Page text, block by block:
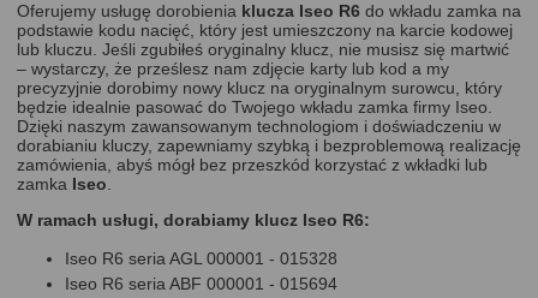
Oferujemy usługę dorobienia klucza Iseo R6 do wkładu zamka na
podstawie kodu nacięć, który jest umieszczony na karcie kodowej
lub kluczu. Jeśli zgubiłeś oryginalny klucz, nie musisz się martwić
– wystarczy, że prześlesz nam zdjęcie karty lub kod a my
precyzyjnie dorobimy nowy klucz na oryginalnym surowcu, który
będzie idealnie pasować do Twojego wkładu zamka firmy Iseo.
Dzięki naszym zawansowanym technologiom i doświadczeniu w
dorabianiu kluczy, zapewniamy szybką i bezproblemową realizację
zamówienia, abyś mógł bez przeszkód korzystać z wkładki lub
zamka Iseo.
W ramach usługi, dorabiamy klucz Iseo R6:
Iseo R6 seria AGL 000001 - 015328
Iseo R6 seria ABF 000001 - 015694